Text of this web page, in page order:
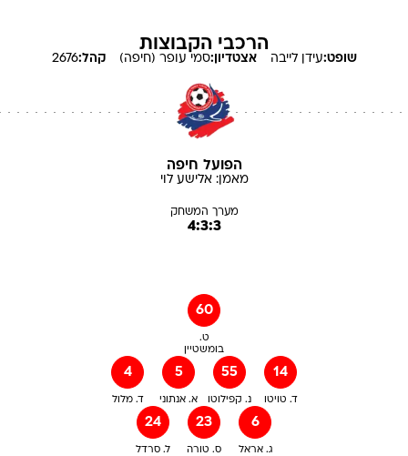
הרכבי הקבוצות
שופט:עידן לייבה אצטדיון:סמי עופר (חיפה) קהל:2676
הפועל חיפה
מאמן:אלישע לוי
מערך המשחק
4:3:3
60
ט.
בומשטיין
4
ד. מלול
5
א. אנתוני
55
נ. קפילוטו
14
ד. טויטו
24
ל. סרדל
23
ס. טורה
6
ג. אראל